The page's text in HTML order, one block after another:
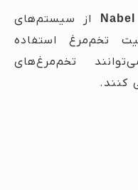
Nabel
از سیستم‌های
تخم‌مرغ استفاده
تخم‌مرغ‌های
کنند.